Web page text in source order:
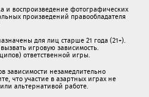
и воспроизведение фотографических
произведений правообладателя
для лиц старше 21 года (21+).
игровую зависимость.
ответственной игры.
зависимости незамедлительно
что участие в азартных играх не
альтернативой работе.